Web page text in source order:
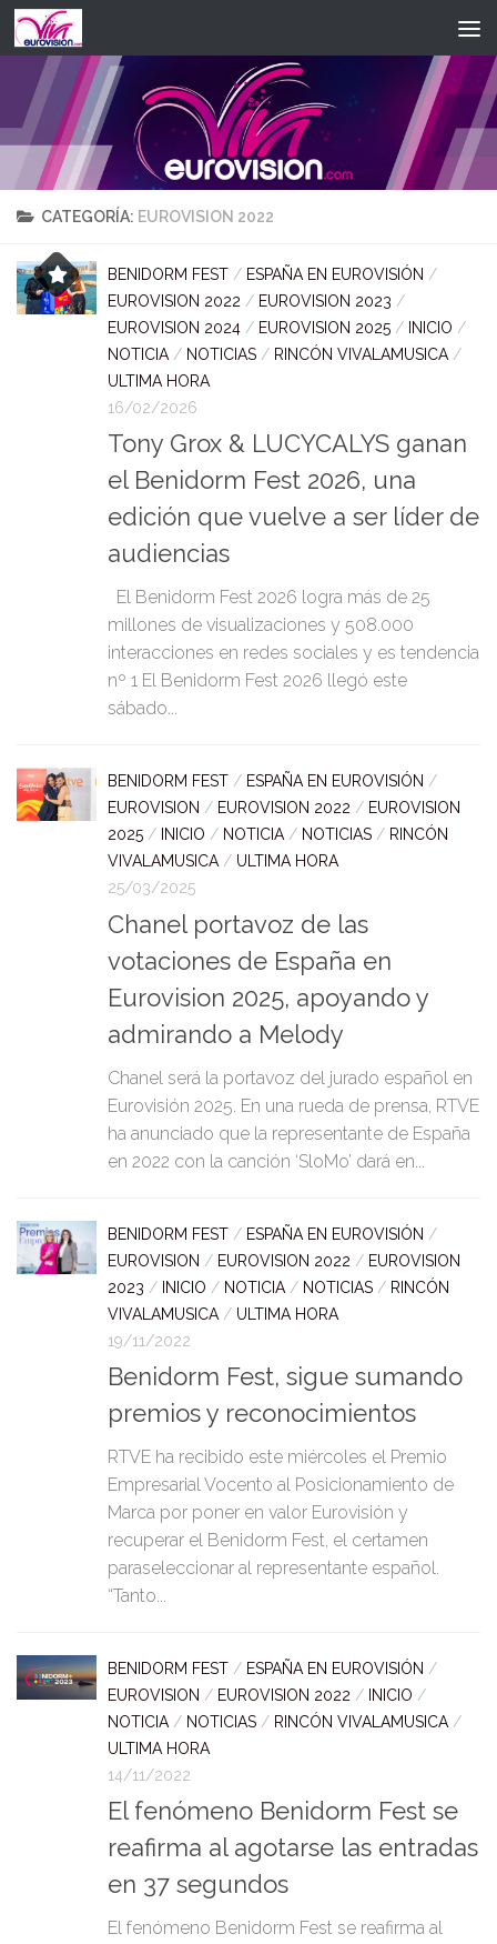
Saltar al contenido
CATEGORÍA: EUROVISION 2022
BENIDORM FEST / ESPAÑA EN EUROVISIÓN /
EUROVISION 2022 / EUROVISION 2023 /
EUROVISION 2024 / EUROVISION 2025 / INICIO /
NOTICIA/ NOTICIAS / RINCÓN VIVALAMUSICA/
ULTIMA HORA
16/02/2026
Tony Grox & LUCYCALYS ganan
el Benidorm Fest 2026, una
edición que vuelve a ser líder de
audiencias
El Benidorm Fest 2026 logra más de 25
millones de visualizaciones y 508.000
interacciones en redes sociales y es tendencia
nº 1 El Benidorm Fest 2026 llegó este
sábado...
BENIDORM FEST / ESPAÑA EN EUROVISIÓN /
EUROVISION / EUROVISION 2022 / EUROVISION
2025 / INICIO / NOTICIA/ NOTICIAS / RINCÓN
VIVALAMUSICA/ ULTIMA HORA
25/03/2025
Chanel portavoz de las
votaciones de España en
Eurovision 2025, apoyando y
admirando a Melody
Chanel será la portavoz del jurado español en
Eurovisión 2025. En una rueda de prensa, RTVE
ha anunciado que la representante de España
en 2022 con la canción ‘SloMo’ dará en...
BENIDORM FEST / ESPAÑA EN EUROVISIÓN /
EUROVISION / EUROVISION 2022 / EUROVISION
2023 / INICIO / NOTICIA / NOTICIAS / RINCÓN
VIVALAMUSICA / ULTIMA HORA
19/11/2022
Benidorm Fest, sigue sumando
premios y reconocimientos
RTVE ha recibido este miércoles el Premio
Empresarial Vocento al Posicionamiento de
Marca por poner en valor Eurovisión y
recuperar el Benidorm Fest, el certamen
paraseleccionar al representante español.
“Tanto...
BENIDORM FEST / ESPAÑA EN EUROVISIÓN /
EUROVISION / EUROVISION 2022 / INICIO /
NOTICIA / NOTICIAS / RINCÓN VIVALAMUSICA /
ULTIMA HORA
14/11/2022
El fenómeno Benidorm Fest se
reafirma al agotarse las entradas
en 37 segundos
El fenómeno Benidorm Fest se reafirma al